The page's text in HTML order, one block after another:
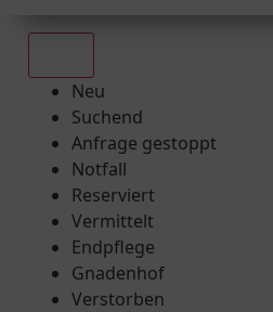
Neu
Suchend
Anfrage gestoppt
Notfall
Reserviert
Vermittelt
Endpflege
Gnadenhof
Verstorben